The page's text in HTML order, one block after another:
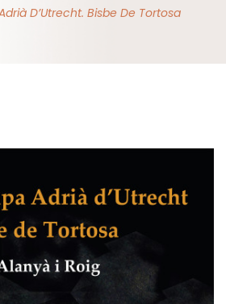
D’Utrecht. Bisbe De Tortosa